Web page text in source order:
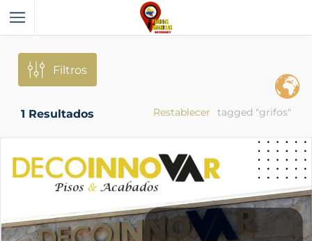
Filtros
1 Resultados tagged "grifos"
Restablecer